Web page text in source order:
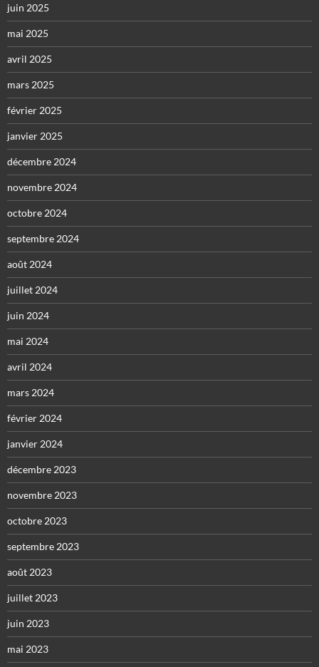
juin 2025
mai 2025
avril 2025
mars 2025
février 2025
janvier 2025
décembre 2024
novembre 2024
octobre 2024
septembre 2024
août 2024
juillet 2024
juin 2024
mai 2024
avril 2024
mars 2024
février 2024
janvier 2024
décembre 2023
novembre 2023
octobre 2023
septembre 2023
août 2023
juillet 2023
juin 2023
mai 2023